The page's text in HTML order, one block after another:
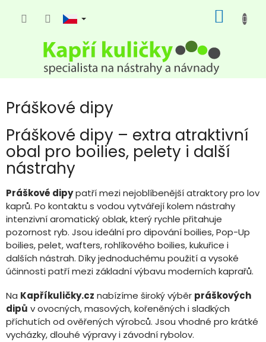
KOŠÍK
Práškové dipy
Práškové dipy – extra atraktivní
obal pro boilies, pelety i další
nástrahy
Práškové dipypatří mezi nejoblíbenější atraktory pro lov
kaprů. Po kontaktu s vodou vytvářejí kolem nástrahy
intenzivní aromatický oblak, který rychle přitahuje
pozornost ryb. Jsou ideální pro dipování boilies, Pop-Up
boilies, pelet, wafters, rohlíkového boilies, kukuřice i
dalších nástrah. Díky jednoduchému použití a vysoké
účinnosti patří mezi základní výbavu moderních kaprařů.
Na Kapříkuličky.cz nabízíme široký výběr práškových
dipů v ovocných, masových, kořeněných i sladkých
příchutích od ověřených výrobců. Jsou vhodné pro krátké
vycházky, dlouhé výpravy i závodní rybolov.